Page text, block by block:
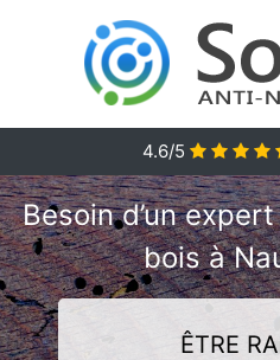
4.6/5
Besoin d’un
bois à
ÊTRE